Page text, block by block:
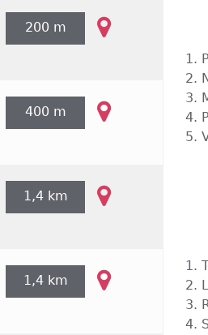
200 m
400 m
1,4 km
1,4 km
1.
2.
3.
4.
5.
1.
2.
3.
4.